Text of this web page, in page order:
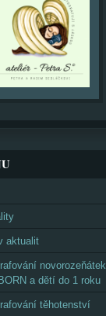
aktualit
novorozeňátek
a dětí do 1 roku
těhotenství